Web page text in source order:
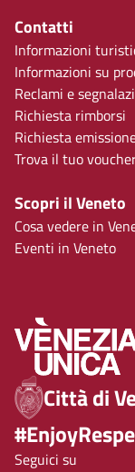
Contatti
Informazioni
Informazioni su
Reclami e
Richiesta rimborsi
Richiesta
Trova il tuo
Scopri il Veneto
Cosa vedere in
Eventi in Veneto
Città di
Seguici su